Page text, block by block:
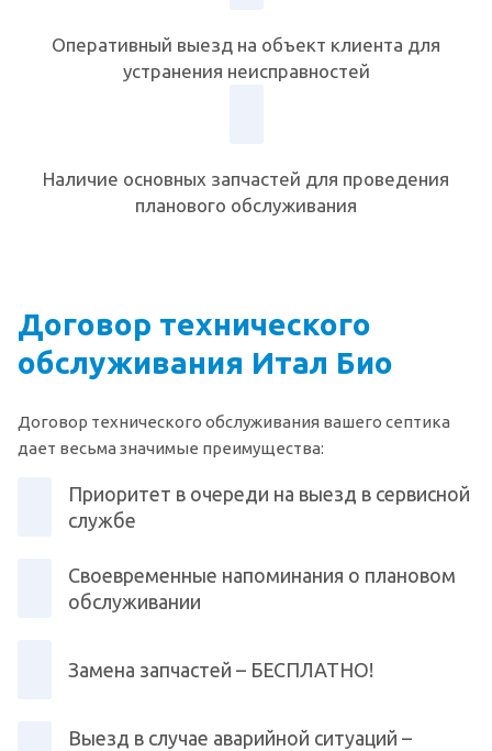
Оперативный выезд на объект клиента для
устранения неисправностей
Наличие основных запчастей для проведения
планового обслуживания
Договор технического
обслуживания Итал Био
Договор технического обслуживания вашего септика
дает весьма значимые преимущества:
Приоритет в очереди на выезд в сервисной
службе
Своевременные напоминания о плановом
обслуживании
Замена запчастей – БЕСПЛАТНО!
Выезд в случае аварийной ситуаций –